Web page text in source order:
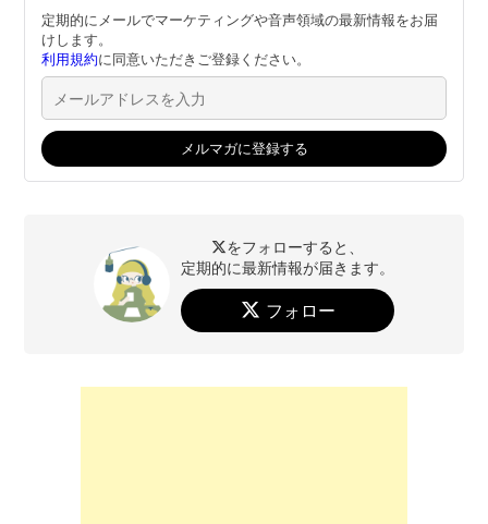
定期的にメールでマーケティングや音声領域の最新情報をお届
けします。
利用規約に同意いただきご登録ください。
をフォローすると、
定期的に最新情報が届きます。
フォロー